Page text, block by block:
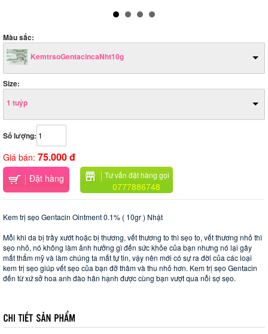
Màu sắc:
KemtrsoGentacincaNht10g
Size:
1 tuýp
Số lượng:
Giá bán: 75.000 đ
Đặt hàng Tư vấn đặt hàng gọi
0777886748
Kem trị sẹo Gentacin Ointment 0.1% ( 10gr ) Nhật
Mỗi khi da bị trầy xướt hoặc bị thương, vết thương to thì sẹo to, vết thương nhỏ thì
sẹo nhỏ, nó không làm ảnh hưởng gì đến sức khỏe của bạn nhưng nó lại gây
mất thẩm mỹ và làm chúng ta mất tự tin, vậy nên mới có sự ra đời của các loại
kem trị sẹo giúp vết sẹo của bạn đỡ thâm và thu nhỏ hơn. Kem trị sẹo Gentacin
đến từ xứ sở hoa anh đào hân hạnh được cùng bạn vượt qua nỗi sợ sẹo.